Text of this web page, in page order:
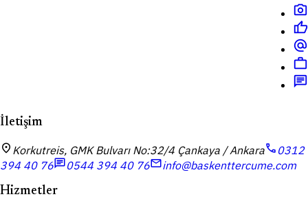
photo_camera
thumb_up
alternate_email
work
chat
İletişim
location_on Korkutreis, GMK Bulvarı No:32/4 Çankaya / Ankaracall 0312
394 40 76chat0544 394 40 76mailinfo@baskenttercume.com
Hizmetler